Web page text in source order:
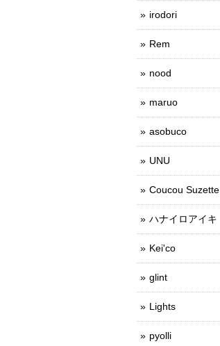
irodori
Rem
nood
maruo
asobuco
UNU
Coucou Suzette
ハナイロアイキ
Kei'co
glint
Lights
pyolli